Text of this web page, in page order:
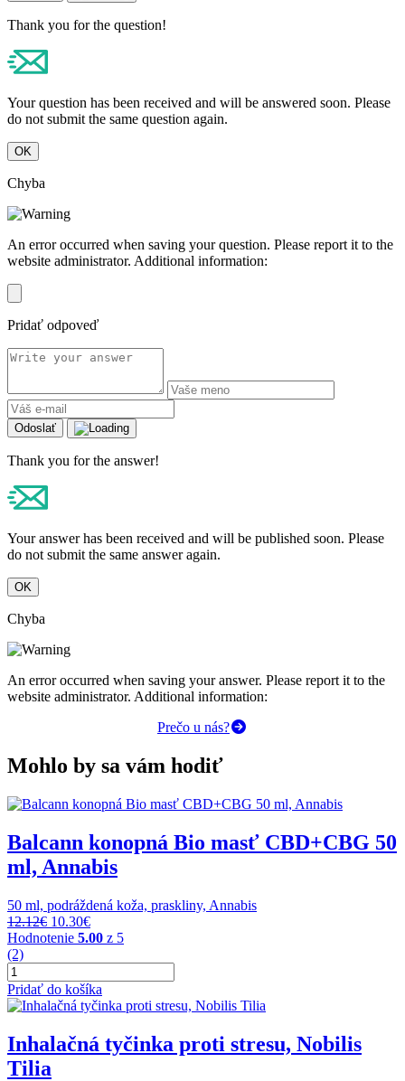
Thank you for the question!
Your question has been received and will be answered soon. Please
do not submit the same question again.
OK
Chyba
An error occurred when saving your question. Please report it to the
website administrator. Additional information:
Pridať odpoveď
Odoslať
Thank you for the answer!
Your answer has been received and will be published soon. Please
do not submit the same answer again.
OK
Chyba
An error occurred when saving your answer. Please report it to the
website administrator. Additional information:
Prečo u nás?
Mohlo by sa vám hodiť
Balcann konopná Bio masť CBD+CBG 50
ml, Annabis
50 ml, podráždená koža, praskliny, Annabis
12.12€ Original
price
10.30€Current
price
Hodnotenie 5.00 z 5
(2)
množstvo
Balcann
konopná
masť
CBD+CBG
50
Pridať do košíka
Inhalačná tyčinka proti stresu, Nobilis
Tilia